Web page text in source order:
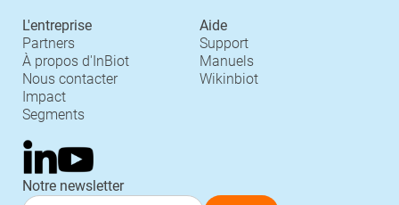
L'entreprise
Partners
À propos d'InBiot
Nous contacter
Impact
Segments
Aide
Support
Manuels
Wikinbiot
Notre newsletter